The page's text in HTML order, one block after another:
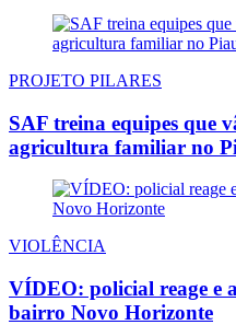
PROJETO PILARES
SAF treina equipes que
agricultura familiar no
VIOLÊNCIA
VÍDEO: policial reage e
bairro Novo Horizonte